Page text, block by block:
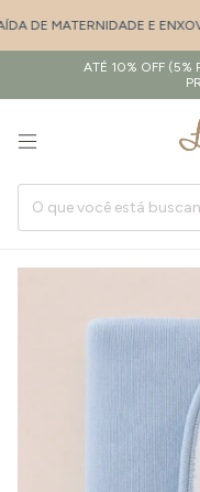
DE MATERNIDADE E
ATÉ 10% OFF (5%